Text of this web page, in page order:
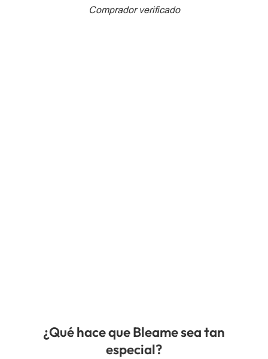
Comprador verificado
¿Qué hace que Bleame sea tan
especial?